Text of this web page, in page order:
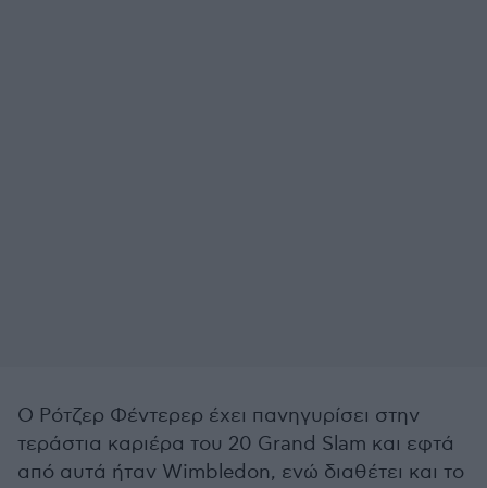
Ο Ρότζερ Φέντερερ έχει πανηγυρίσει στην
τεράστια καριέρα του 20 Grand Slam και εφτά
από αυτά ήταν Wimbledon, ενώ διαθέτει και το